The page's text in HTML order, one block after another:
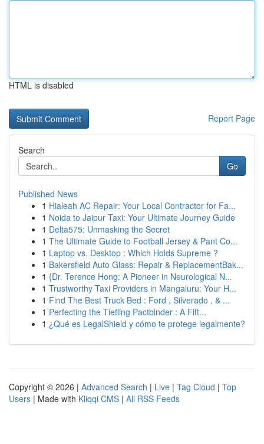
HTML is disabled
Report Page
Search
Go
Published News
1 Hialeah AC Repair: Your Local Contractor for Fa...
1 Noida to Jaipur Taxi: Your Ultimate Journey Guide
1 Delta575: Unmasking the Secret
1 The Ultimate Guide to Football Jersey & Pant Co...
1 Laptop vs. Desktop : Which Holds Supreme ?
1 Bakersfield Auto Glass: Repair & ReplacementBak...
1 {Dr. Terence Hong: A Pioneer in Neurological N...
1 Trustworthy Taxi Providers in Mangaluru: Your H...
1 Find The Best Truck Bed : Ford , Silverado , & ...
1 Perfecting the Tiefling Pactbinder : A Fift...
1 ¿Qué es LegalShield y cómo te protege legalmente?
Copyright © 2026 | Advanced Search | Live | Tag Cloud | Top
Users | Made with Kliqqi CMS | All RSS Feeds